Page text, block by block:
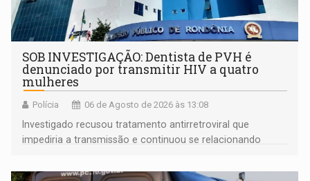
SOB INVESTIGAÇÃO: Dentista de PVH é
denunciado por transmitir HIV a quatro
mulheres
Polícia 06 de Agosto de 2026 às 13:08
Investigado recusou tratamento antirretroviral que
impediria a transmissão e continuou se relacionando